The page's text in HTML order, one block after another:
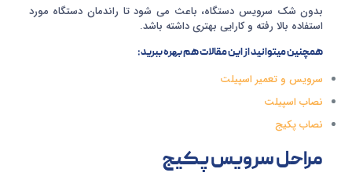
بدون شک سرویس دستگاه، باعث می شود تا راندمان دستگاه مورد
استفاده بالا رفته و کارایی بهتری داشته باشد.
همچنین میتوانید از این مقالات هم بهره ببرید:
سرویس و تعمیر اسپیلت
نصاب اسپیلت
نصاب پکیج
مراحل سرویس پکیج